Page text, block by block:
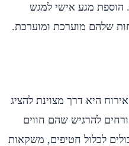
מגע אישי למגש
שלהם מוערכת ומוערכת.
היא דרך מצוינת להציג
להרגיש שהם חווים
לכלול חטיפים, משקאות